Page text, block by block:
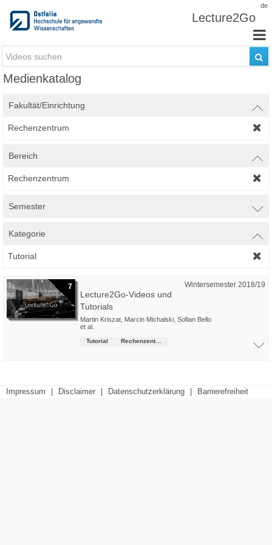
de
Lecture2Go
Medienkatalog
Fakultät/Einrichtung
Rechenzentrum
Bereich
Rechenzentrum
Semester
Kategorie
Tutorial
7 Wintersemester 2018/19
Lecture2Go-Videos und
Tutorials
Martin Kriszat Marcin Michalski Sofian Bello
et al.
Tutorial Rechenzentrum
Impressum Disclaimer Datenschutzerklärung Barrierefreiheit